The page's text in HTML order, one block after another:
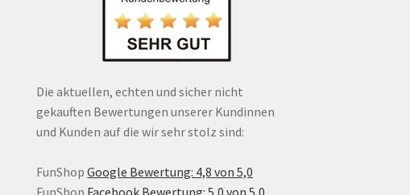
Die aktuellen, echten und sicher nicht
gekauften Bewertungen unserer Kundinnen
und Kunden auf die wir sehr stolz sind:
FunShop Google Bewertung: 4,8 von 5,0
FunShop Facebook Bewertung: 5,0 von 5,0